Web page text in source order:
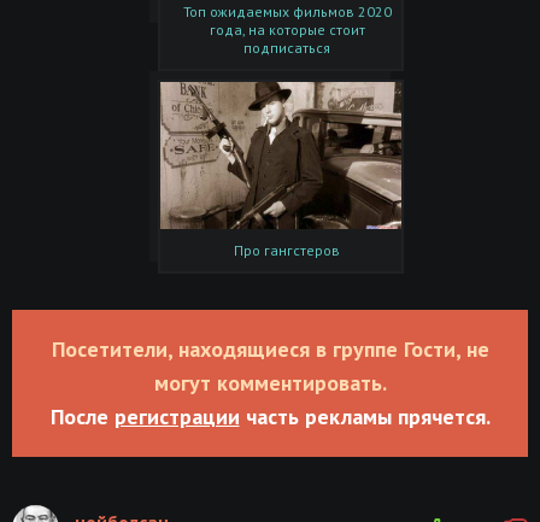
Топ ожидаемых фильмов 2020
года, на которые стоит
подписаться
Про гангстеров
Посетители, находящиеся в группе Гости, не
могут комментировать.
После регистрации часть рекламы прячется.